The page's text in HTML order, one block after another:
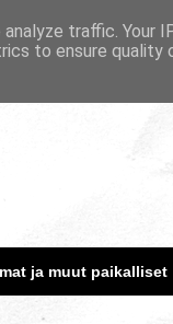
ja muut paikalliset
traffic. Your
to ensure quality